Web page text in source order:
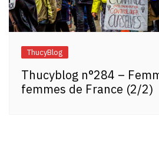
ThucyBlog
Thucyblog n°284 –
femmes de France (2/2)